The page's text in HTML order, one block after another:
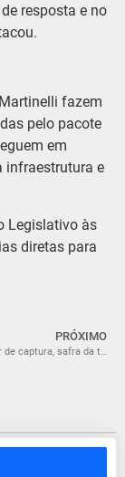
resposta e no
fazem
pelo pacote
em
infraestrutura e
Legislativo às
diretas para
PRÓXIMO
Com limite maior de captura, safra da tainha 2026 começa nesta sexta e reforça tradição da pesca artesanal no Litoral catarinense